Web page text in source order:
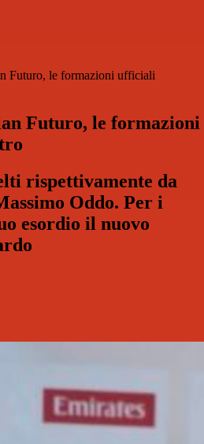
Futuro, le formazioni ufficiali
Futuro, le formazioni
rispettivamente da
Oddo. Per i
esordio il nuovo